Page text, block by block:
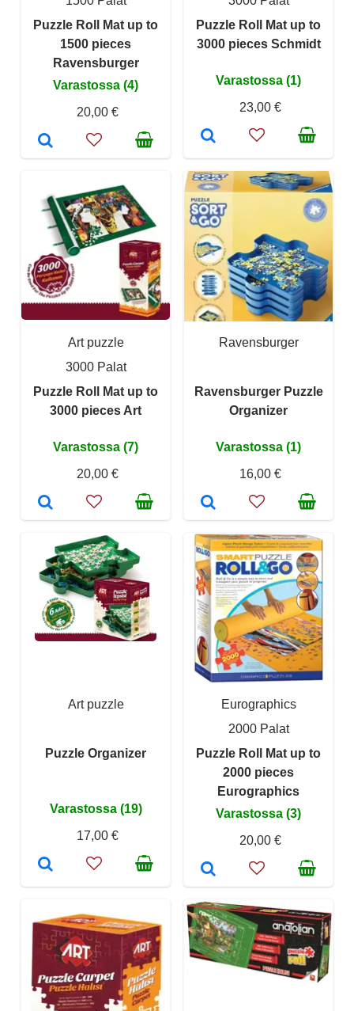
Puzzle Roll Mat up to
1500 pieces
Ravensburger
Varastossa (4)
20,00 €
Puzzle Roll Mat up to
3000 pieces Schmidt
Varastossa (1)
23,00 €
Art puzzle
3000 Palat
Puzzle Roll Mat up to
3000 pieces Art
Varastossa (7)
20,00 €
Ravensburger
Ravensburger Puzzle
Organizer
Varastossa (1)
16,00 €
Art puzzle
Puzzle Organizer
Varastossa (19)
17,00 €
Eurographics
2000 Palat
Puzzle Roll Mat up to
2000 pieces
Eurographics
Varastossa (3)
20,00 €